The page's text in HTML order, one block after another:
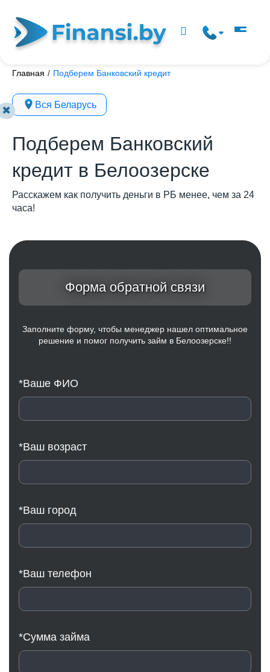
✖
Главная / Подберем Банковский кредит
Вся Беларусь
Подберем Банковский
кредит в Белоозерске
Расскажем как получить деньги в РБ менее, чем за 24
часа!
Форма обратной связи
Заполните форму, чтобы менеджер нашел оптимальное
решение и помог получить займ в Белоозерске!!
*Ваше ФИО
*Ваш возраст
*Ваш город
*Ваш телефон
*Сумма займа